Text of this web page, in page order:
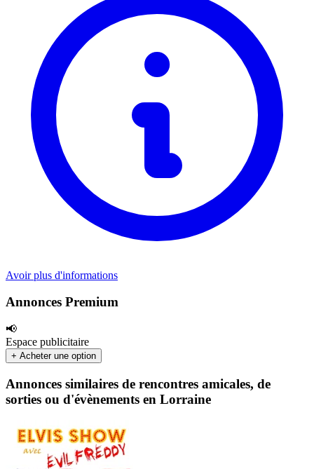
Annonces Premium
📢
Espace publicitaire
+ Acheter une option
Avoir plus d'informations
Annonces similaires de rencontres amicales, de
sorties ou d'évènements en Lorraine